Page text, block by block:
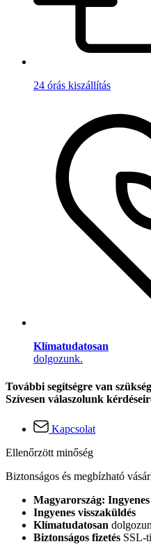
24 órás kiszállítás
Klímatudatosan
dolgozunk.
További segítségre van
Szívesen válaszolunk
Kapcsolat
Ellenőrzött minőség
Biztonságos és megbízható
Magyarország:
Ingyenes visszaküldés
Klímatudatosan
Biztonságos fizetés SSL-